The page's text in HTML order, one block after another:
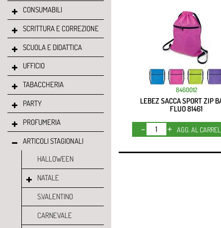
CONSUMABILI
SCRITTURA E CORREZIONE
SCUOLA E DIDATTICA
UFFICIO
TABACCHERIA
PARTY
PROFUMERIA
ARTICOLI STAGIONALI
HALLOWEEN
NATALE
S.VALENTINO
CARNEVALE
8460012
LEBEZ SACCA SPORT ZIP
FLUO 81461
Quantità
AGG. AL